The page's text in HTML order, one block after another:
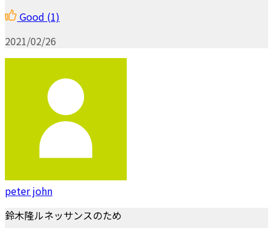
Good (1)
2021/02/26
peter john
鈴木隆ルネッサンスのため